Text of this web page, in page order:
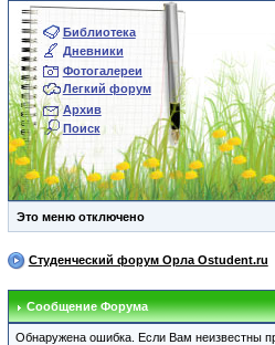
Библиотека
Дневники
Фотогалереи
Легкий форум
Архив
Поиск
Это меню отключено
Студенческий форум Орла Ostudent.ru
Сообщение Форума
Обнаружена ошибка. Если Вам неизвестны